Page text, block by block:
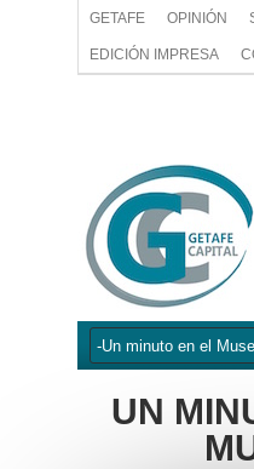
GETAFE OPINIÓN
EDICIÓN IMPRESA
UN